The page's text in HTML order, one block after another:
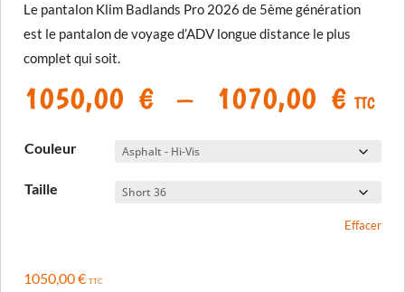
Le pantalon Klim Badlands Pro 2026 de 5ème génération
est le pantalon de voyage d’ADV longue distance le plus
complet qui soit.
1050,00 € – 1070,00 € Plage
de
prix
TTC
Couleur
Taille
Effacer
1050,00€ TTC